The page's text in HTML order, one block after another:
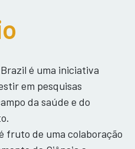
Brazil é uma iniciativa
em pesquisas
da saúde e do
fruto de uma colaboração